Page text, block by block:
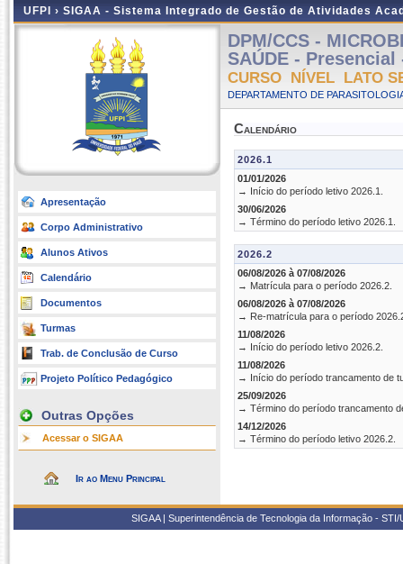
UFPI › SIGAA - Sistema Integrado de Gestão de Atividades
Apresentação
Corpo Administrativo
Alunos Ativos
Calendário
Documentos
Turmas
Trab. de Conclusão de Curso
Projeto Político Pedagógico
Outras Opções
Acessar o SIGAA
Ir ao Menu Principal
DPM/CCS -
SAÚDE - Presencial
CURSO NÍVEL LATO
DEPARTAMENTO DE
Calendário
2026.1
01/01/2026
→ Início do período letivo 2026.1.
30/06/2026
→ Término do período letivo 2026.1.
2026.2
06/08/2026 à 07/08/2026
→ Matrícula para o período 2026.2.
06/08/2026 à 07/08/2026
→ Re-matrícula para o período
11/08/2026
→ Início do período letivo 2026.2.
11/08/2026
→ Início do período trancamento de
25/09/2026
→ Término do período trancamento
14/12/2026
→ Término do período letivo 2026.2.
SIGAA | Superintendência de Tecnologia da Informação -